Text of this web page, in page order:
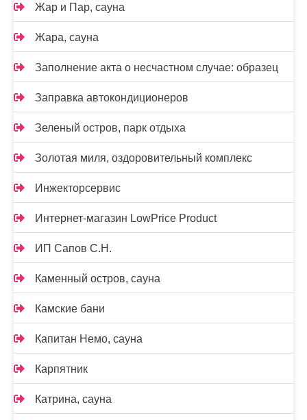
Жар и Пар, сауна
Жара, сауна
Заполнение акта о несчастном случае: образец
Заправка автокондиционеров
Зеленый остров, парк отдыха
Золотая миля, оздоровительный комплекс
Инжекторсервис
Интернет-магазин LowPrice Product
ИП Сапов С.Н.
Каменный остров, сауна
Камские бани
Капитан Немо, сауна
Карпятник
Катрина, сауна